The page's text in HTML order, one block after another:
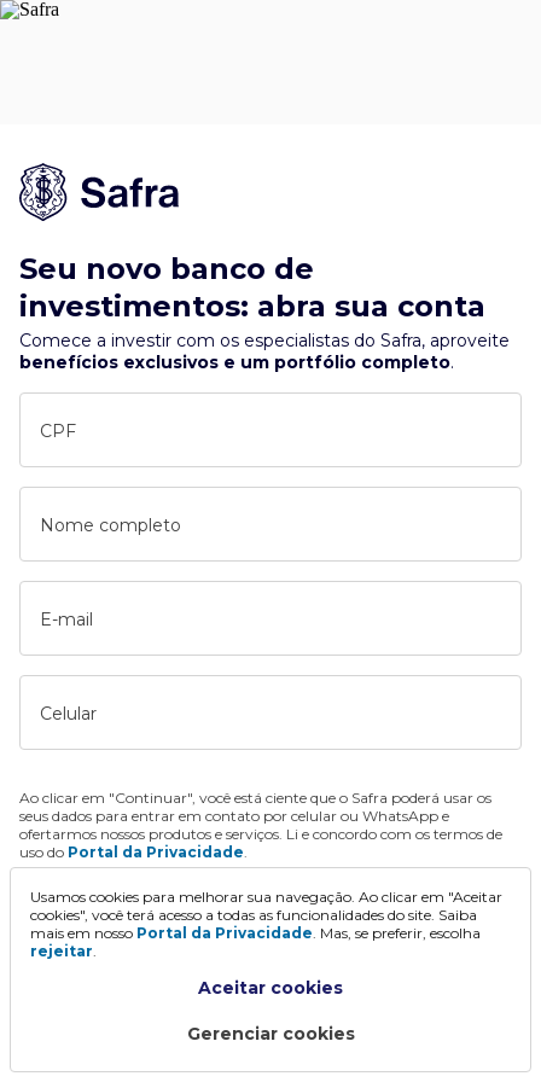
Seu novo banco de
investimentos: abra sua conta
Comece a investir com os especialistas do Safra, aproveite
benefícios exclusivos e um portfólio completo.
CPF
Nome completo
E-mail
Celular
Ao clicar em "Continuar", você está ciente que o Safra poderá usar os
seus dados para entrar em contato por celular ou WhatsApp e
ofertarmos nossos produtos e serviços. Li e concordo com os termos de
uso do Portal da Privacidade.
Continuar
Usamos cookies para melhorar sua navegação. Ao clicar em "Aceitar
cookies", você terá acesso a todas as funcionalidades do site. Saiba
mais em nosso Portal da Privacidade. Mas, se preferir, escolha
rejeitar.
Aceitar cookies
Gerenciar cookies